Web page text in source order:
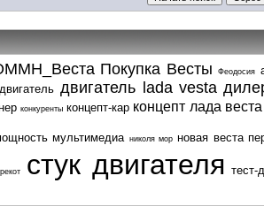
Покупка Весты Феодосия
двигатель двигатель lada vesta
конкуренты концепт-кар концепт лада веста
мультимедиа николя мор новая веста
стук двигателя тест-